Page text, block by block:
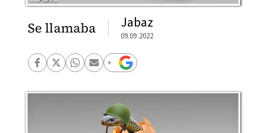
Se llamaba Jabaz
09.09.2022